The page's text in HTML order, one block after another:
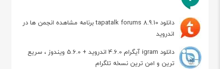
دانلود tapatalk forums 8.9.10 برنامه مشاهده انجمن ها در
اندروید
دانلود igram آیگرام 4.6.0 اندروید + 5.6.0 ویندوز ، سریع
ترین و امن ترین نسخه تلگرام